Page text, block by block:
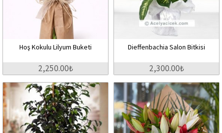
Hoş Kokulu Lilyum Buketi
2,250.00₺
Dieffenbachia Salon Bitkisi
2,300.00₺